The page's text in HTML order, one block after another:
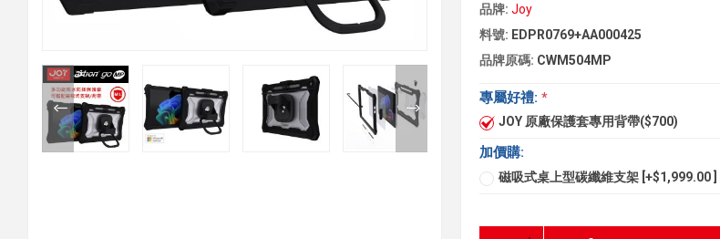
品牌: Joy
料號: EDPR0769+AA000425
品牌原碼: CWM504MP
專屬好禮: *
JOY 原廠保護套專用背帶($700)
加價購:
磁吸式桌上型碳纖維支架 [+$1,999.00 ]